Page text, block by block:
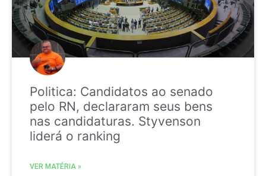
Politica: Candidatos ao senado
pelo RN, declararam seus bens
nas candidaturas. Styvenson
liderá o ranking
VER MATÉRIA »